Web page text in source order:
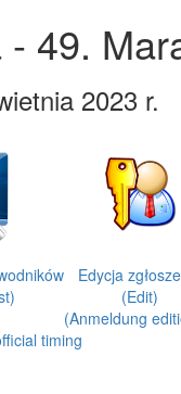
49.
2023 r.
Edycja
(Edit)
(Anmeldung
timing